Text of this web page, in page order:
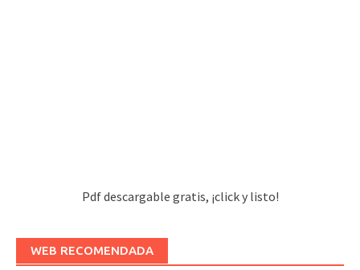
Pdf descargable gratis, ¡click y listo!
WEB RECOMENDADA